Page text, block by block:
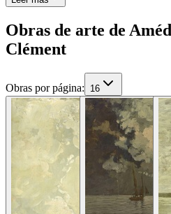
Obras de arte de
Clément
Obras por página: 16